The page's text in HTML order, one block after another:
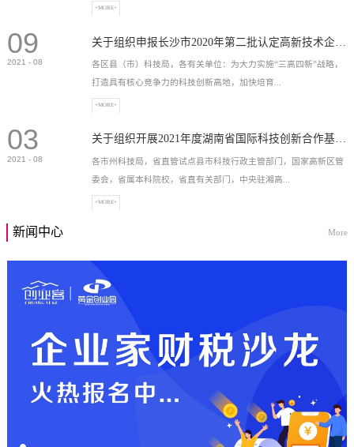
）奖等，最高奖励2...
+MORE+
09
2021 - 08
各区县（市）科技局，各有关单位：为大力实施“三高四新”战略，
打造具有核心竞争力的科技创新高地，加快培育...
高新技术企业，充分...
+MORE+
03
2021 - 08
关于组织开展2021年度湖南省国际科技创新合作基地申报工作的通知
各市州科技局，省直管试点县市科技行政主管部门，国家高新区管
委会，省属本科院校，省直有关部门，中央驻湘高...
+MORE+
新闻中心 More